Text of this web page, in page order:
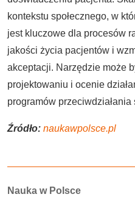
kontekstu społecznego, w
jest kluczowe dla procesów
jakości życia pacjentów i
akceptacji. Narzędzie może
projektowaniu i ocenie
programów przeciwdziałania
Źródło: naukawpolsce.pl
Autorzy:
Nauka w Polsce